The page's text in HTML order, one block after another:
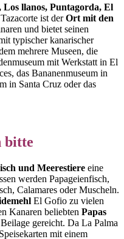
Los llanos, Puntagorda, El
ist derOrt mit den
und bietet seinen
typischer kanarischer
mehrere Museen, die
mit Werkstatt in El
das Bananenmuseum in
in Santa Cruz oder das
bitte
und Meerestiere eine
werden Papageienfisch,
Calamares oder Muscheln.
El Gofio zu vielen
Kanaren beliebten Papas
gereicht. Da La Palma
mit einem